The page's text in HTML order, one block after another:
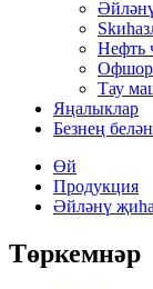
Нефть
Офшор
Тау
Яңалыклар
Безнең
Өй
Продукция
Әйләнү
Төркемнәр